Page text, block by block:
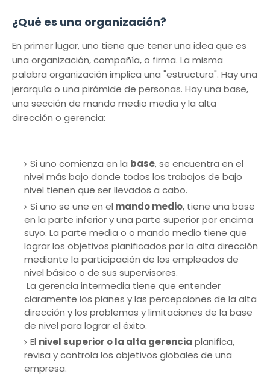
¿Qué es una organización?
En primer lugar, uno tiene que tener una idea que es
una organización, compañía, o firma. La misma
palabra organización implica una "estructura". Hay una
jerarquía o una pirámide de personas. Hay una base,
una sección de mando medio media y la alta
dirección o gerencia:
Si uno comienza en la base, se encuentra en el
nivel más bajo donde todos los trabajos de bajo
nivel tienen que ser llevados a cabo.
Si uno se une en el mando medio, tiene una base
en la parte inferior y una parte superior por encima
suyo. La parte media o o mando medio tiene que
lograr los objetivos planificados por la alta dirección
mediante la participación de los empleados de
nivel básico o de sus supervisores.
La gerencia intermedia tiene que entender
claramente los planes y las percepciones de la alta
dirección y los problemas y limitaciones de la base
de nivel para lograr el éxito.
El nivel superior o la alta gerencia planifica,
revisa y controla los objetivos globales de una
empresa.